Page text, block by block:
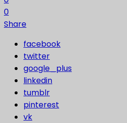
0
Share
facebook
twitter
google_plus
linkedin
tumblr
pinterest
vk